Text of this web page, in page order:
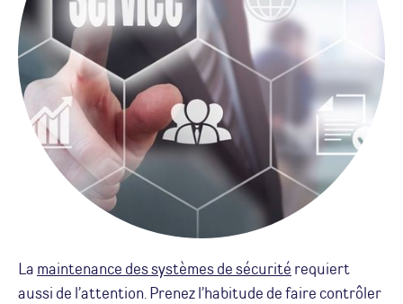
La maintenance des systèmes de sécurité requiert
aussi de l’attention. Prenez l’habitude de faire contrôler